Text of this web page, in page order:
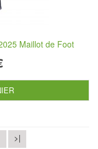
Maillot de Foot
>|